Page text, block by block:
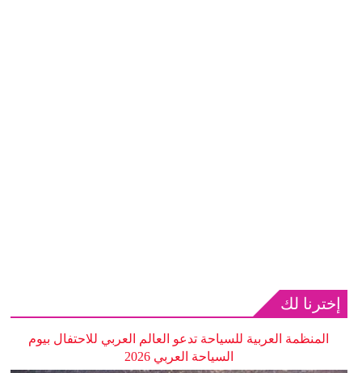
إخترنا لك
المنظمة العربية للسياحة تدعو العالم العربي للاحتفال بيوم
السياحة العربي 2026